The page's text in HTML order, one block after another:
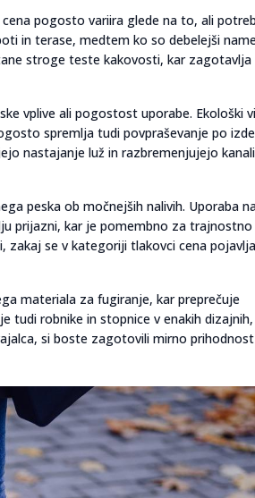
pogosto variira glede na to, ali
in terase, medtem ko so debelejši
stroge teste kakovosti, kar zagotavlja
vplive ali pogostost uporabe. Ekološki
spremlja tudi povpraševanje po
nastajanje luž in razbremenjujejo
peska ob močnejših nalivih. Uporaba
prijazni, kar je pomembno za trajnostno
zakaj se v kategoriji tlakovci cena
materiala za fugiranje, kar preprečuje
tudi robnike in stopnice v enakih
si boste zagotovili mirno